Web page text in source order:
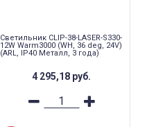
Светильник CLIP-38-LASER-S330-
12W Warm3000 (WH, 36 deg, 24V)
(ARL, IP40 Металл, 3 года)
4 295,18 руб.